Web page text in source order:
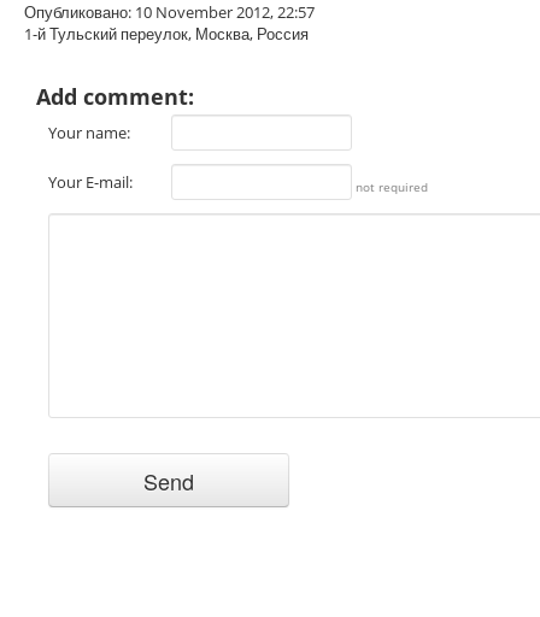
Опубликовано: 10 November 2012, 22:57
1-й Тульский переулок, Москва, Россия
Add comment:
Your name:
Your E-mail: not required